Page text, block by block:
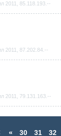
2011, 85.118.193.--
2011, 87.202.84.--
2011, 79.131.163.--
« 30 31 32